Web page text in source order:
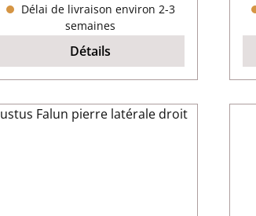
Délai de livraison environ 2-3
semaines
Détails